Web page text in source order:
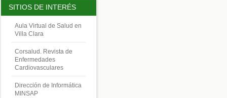
SITIOS DE INTERÉS
Aula Virtual de Salud en
Villa Clara
Corsalud. Revista de
Enfermedades
Cardiovasculares
Dirección de Informática
MINSAP